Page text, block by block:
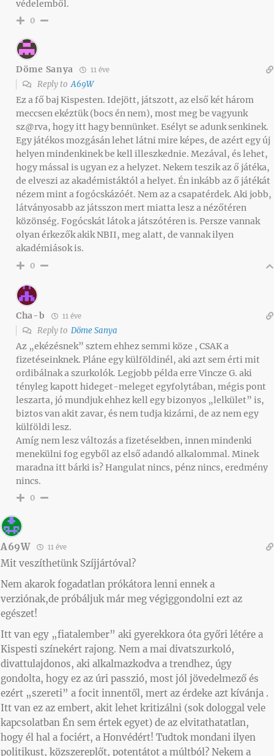
védelemből.
0
Döme Sanya 11 éve
Reply toA69W
Ez a fő baj Kispesten. Idejött, játszott, az első két három
meccsen ekéztük (bocs én nem), most meg be vagyunk
sz@rva, hogy itt hagy bennünket. Esélyt se adunk senkinek.
Egy játékos mozgásán lehet látni mire képes, de azért egy új
helyen mindenkinek be kell illeszkednie. Mezával, és lehet,
hogy mással is ugyan ez a helyzet. Nekem teszik az ő játéka,
de elveszi az akadémistáktól a helyet. Én inkább az ő játékát
nézem mint a fogócskázóét. Nem az a csapatérdek. Aki jobb,
látványosabb az játsszon mert miatta lesz a nézőtéren
közönség. Fogócskát látok a játszótéren is. Persze vannak
olyan érkezők akik NBII, meg alatt, de vannak ilyen
akadémiások is.
0
Cha-b 11 éve
Reply to Döme Sanya
Az „ekézésnek” sztem ehhez semmi köze , CSAK a
fizetéseinknek. Pláne egy külföldinél, aki azt sem érti mit
ordibálnak a szurkolók. Legjobb példa erre Vincze G. aki
tényleg kapott hideget-meleget egyfolytában, mégis pont
leszarta, jó mundjuk ehhez kell egy bizonyos „lelkület” is,
biztos van akit zavar, és nem tudja kizárni, de az nem egy
külföldi lesz.
Amíg nem lesz változás a fizetésekben, innen mindenki
menekülni fog egyből az első adandó alkalommal. Minek
maradna itt bárki is? Hangulat nincs, pénz nincs, eredmény
nincs.
0
A69W 11 éve
Mit veszíthetünk Szíjjártóval?
Nem akarok fogadatlan prókátora lenni ennek a
verziónak,de próbáljuk már meg végiggondolni ezt az
egészet!
Itt van egy „fiatalember” aki gyerekkora óta győri létére a
Kispesti színekért rajong. Nem a mai divatszurkoló,
divattulajdonos, aki alkalmazkodva a trendhez, úgy
gondolta, hogy ez az úri passzió, most jól jövedelmező és
ezért „szereti” a focit innentől, mert az érdeke azt kívánja .
Itt van ez az embert, akit lehet kritizálni (sok dologgal vele
kapcsolatban Én sem értek egyet) de az elvitathatatlan,
hogy él hal a fociért, a Honvédért! Tudtok mondani ilyen
politikust, közszereplőt, potentátot a múltból? Nekem a